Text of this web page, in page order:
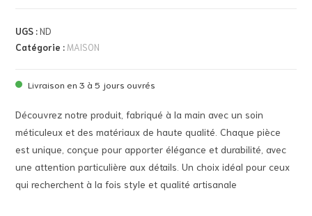
UGS :ND
Catégorie : MAISON
Livraison en 3 à 5 jours ouvrés
Découvrez notre produit, fabriqué à la main avec un soin
méticuleux et des matériaux de haute qualité. Chaque pièce
est unique, conçue pour apporter élégance et durabilité, avec
une attention particulière aux détails. Un choix idéal pour ceux
qui recherchent à la fois style et qualité artisanale